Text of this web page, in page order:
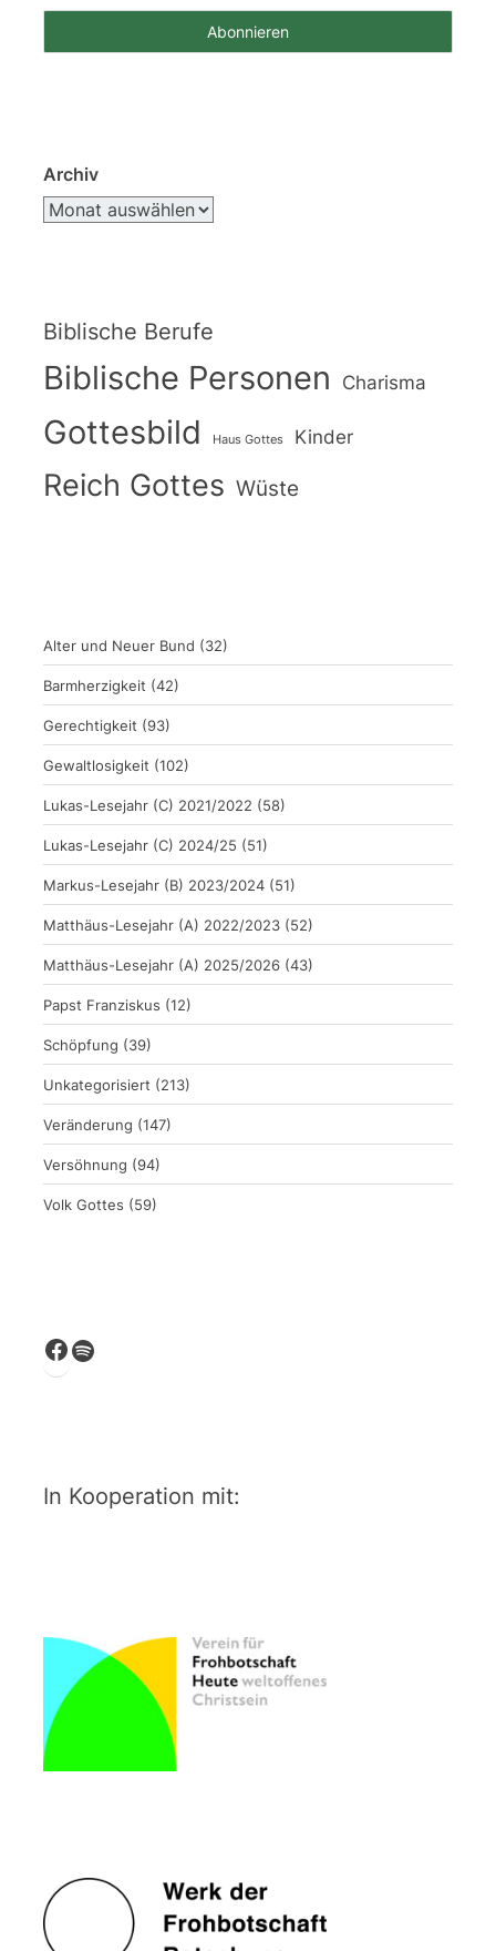
Archiv
Biblische Berufe
Biblische Personen Charisma
Gottesbild Haus Gottes Kinder
Reich Gottes Wüste
Alter und Neuer Bund (32)
Barmherzigkeit (42)
Gerechtigkeit (93)
Gewaltlosigkeit (102)
Lukas-Lesejahr (C) 2021/2022 (58)
Lukas-Lesejahr (C) 2024/25 (51)
Markus-Lesejahr (B) 2023/2024 (51)
Matthäus-Lesejahr (A) 2022/2023 (52)
Matthäus-Lesejahr (A) 2025/2026 (43)
Papst Franziskus (12)
Schöpfung (39)
Unkategorisiert (213)
Veränderung (147)
Versöhnung (94)
Volk Gottes (59)
Facebook
Spotify
In Kooperation mit: